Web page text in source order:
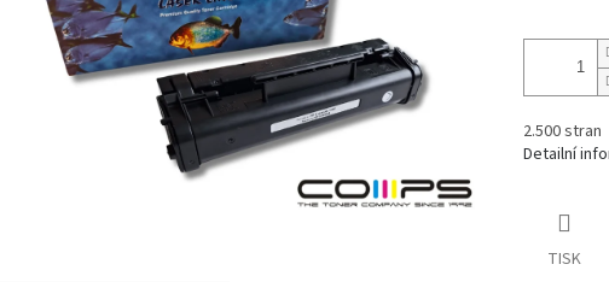
2.500 stran
Detailní
TISK